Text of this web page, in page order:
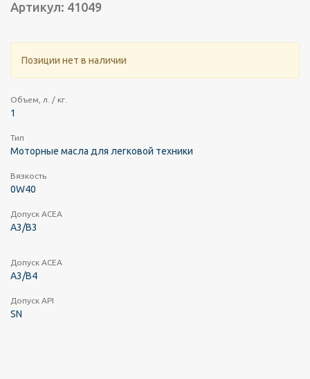
Артикул: 41049
Позиции нет в наличии
Объем, л. / кг.
1
Тип
Моторные масла для легковой техники
Вязкость
0W40
Допуск ACEA
A3/B3
Допуск ACEA
A3/B4
Допуск API
SN